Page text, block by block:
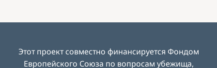
Этот проект совместно финансируется Фондом
Европейского Союза по вопросам убежища,